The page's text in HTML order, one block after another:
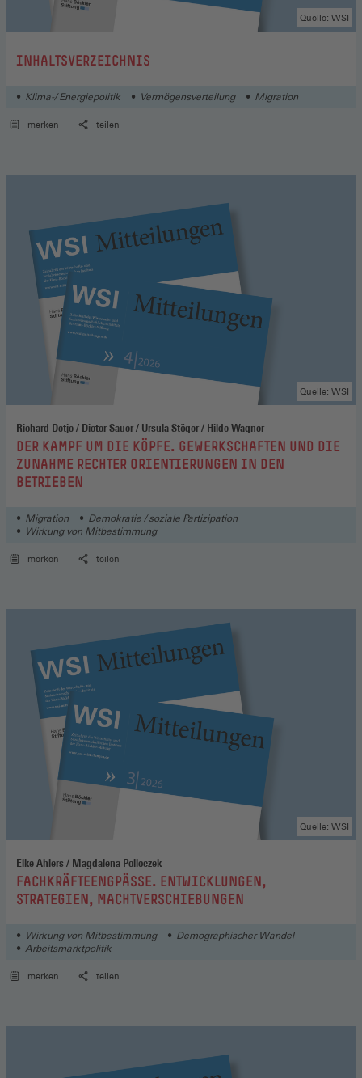
:INHALTSVERZEICHNIS
Quelle: WSI
Klima-/ Energiepolitik Vermögensverteilung Migration
merken teilen
Richard Detje / Dieter Sauer / Ursula Stöger / Hilde Wagner
:DER KAMPF UM DIE KÖPFE. GEWERKSCHAFTEN UND DIE
ZUNAHME RECHTER ORIENTIERUNGEN IN DEN
BETRIEBEN
Quelle: WSI
Migration
Demokratie / soziale Partizipation
Wirkung von Mitbestimmung
merken teilen
Elke Ahlers / Magdalena Polloczek
:FACHKRÄFTEENGPÄSSE. ENTWICKLUNGEN,
STRATEGIEN, MACHTVERSCHIEBUNGEN
Quelle: WSI
Wirkung von Mitbestimmung
Demographischer Wandel
Arbeitsmarktpolitik
merken teilen